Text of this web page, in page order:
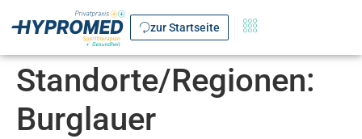
zur Startseite
Standorte/Regionen:
Burglauer